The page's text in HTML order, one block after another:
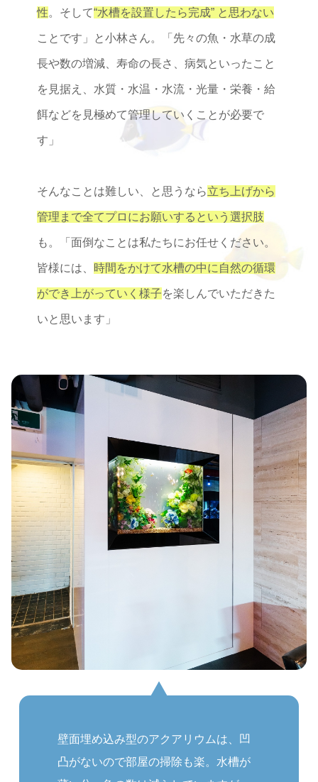
性。そして“水槽を設置したら完成” と思わない
ことです」と小林さん。「先々の魚・水草の成
長や数の増減、寿命の長さ、病気といったこと
を見据え、水質・水温・水流・光量・栄養・給
餌などを見極めて管理していくことが必要で
す」
そんなことは難しい、と思うなら立ち上げから
管理まで全てプロにお願いするという選択肢
も。「面倒なことは私たちにお任せください。
皆様には、 時間をかけて水槽の中に自然の循環
ができ上がっていく様子を楽しんでいただきた
いと思います」
壁面埋め込み型のアクアリウムは、凹
凸がないので部屋の掃除も楽。水槽が